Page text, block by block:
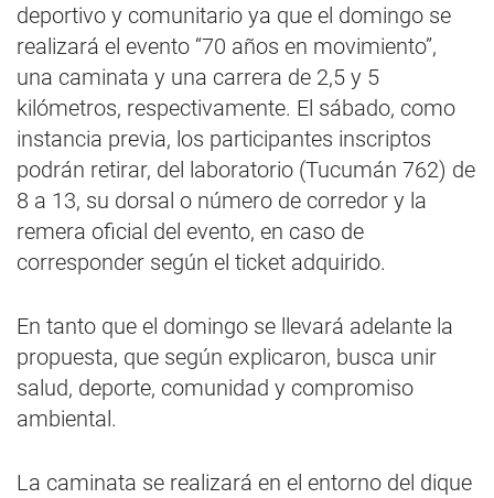
deportivo y comunitario ya que el domingo se
realizará el evento “70 años en movimiento”,
una caminata y una carrera de 2,5 y 5
kilómetros, respectivamente. El sábado, como
instancia previa, los participantes inscriptos
podrán retirar, del laboratorio (Tucumán 762) de
8 a 13, su dorsal o número de corredor y la
remera oficial del evento, en caso de
corresponder según el ticket adquirido.
En tanto que el domingo se llevará adelante la
propuesta, que según explicaron, busca unir
salud, deporte, comunidad y compromiso
ambiental.
La caminata se realizará en el entorno del dique